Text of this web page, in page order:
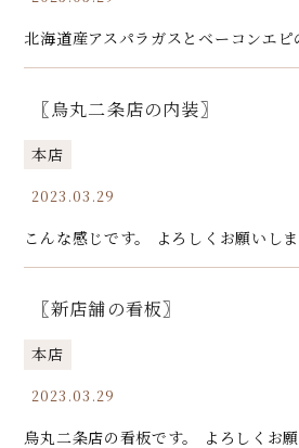
北海道産アスパラガスとベーコンエピ
〖烏丸二条店の内装〗
本店
2023.03.29
こんな感じです。 よろしくお願いしま
〖新店舗の看板〗
本店
2023.03.29
烏丸二条店の看板です。 よろしくお願